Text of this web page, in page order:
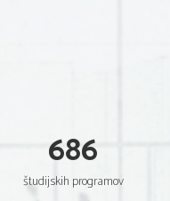
686
študijskih programov